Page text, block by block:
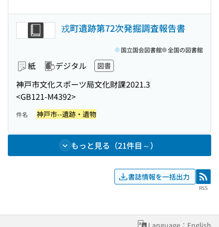
戎町遺跡第72次発掘調査報告書
紙 デジタル 図書
神戸市文化スポーツ局文化財課2021.3
<GB121-M4392>
国立国会図書館 全国の図書館
件名 神戸市--遺跡・遺物
もっと見る（21件目～）
書誌情報を一括出力 RSS
RSS
Language：English